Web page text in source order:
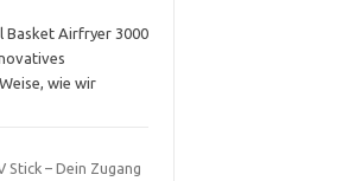
Basket Airfryer 3000
wie wir
Stick – Dein Zugang